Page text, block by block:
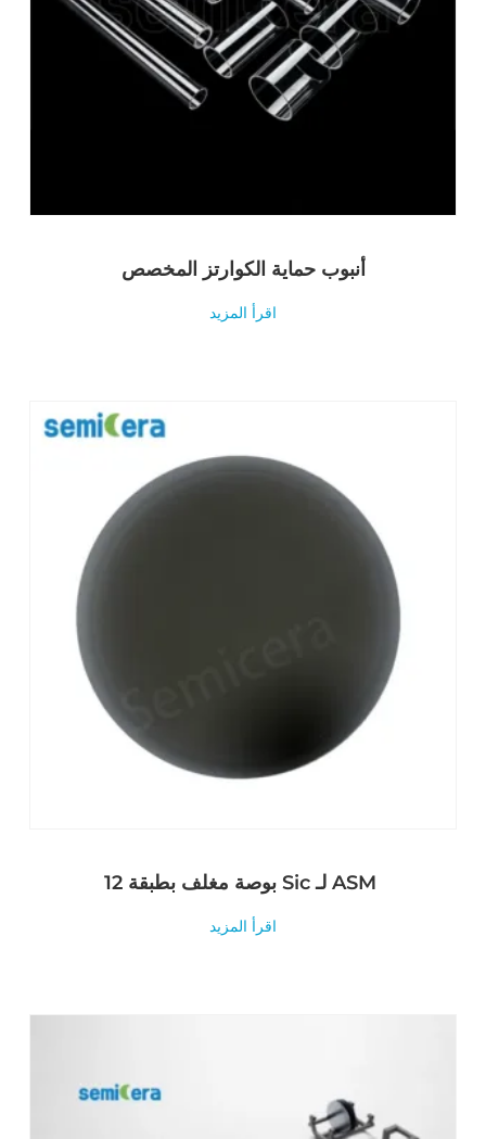
أنبوب حماية الكوارتز المخصص
اقرأ المزيد
12 بوصة مغلف بطبقة Sic لـ ASM
اقرأ المزيد